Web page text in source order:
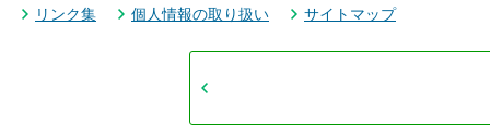
リンク集 個人情報の取り扱い サイトマップ